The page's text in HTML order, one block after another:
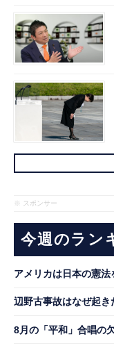
※ スポンサー
今週のラン
アメリカは日本の憲
辺野古事故はなぜ起き
8月の「平和」合唱の